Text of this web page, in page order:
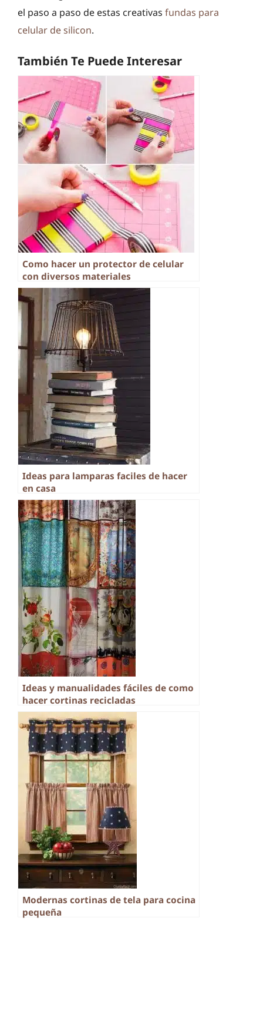
el paso a paso de estas creativas fundas para
celular de silicon.
También Te Puede Interesar
Como hacer un protector de celular
con diversos materiales
Ideas para lamparas faciles de hacer
en casa
Ideas y manualidades fáciles de como
hacer cortinas recicladas
Modernas cortinas de tela para cocina
pequeña